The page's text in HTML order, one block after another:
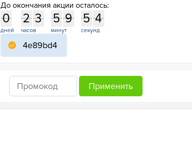
До окончания акции осталось:
0
0
дней
2
2 3
3
часов
5
5 9
9
минут
5
5 4
3
3
4
секунд
4e89bd4
Применить